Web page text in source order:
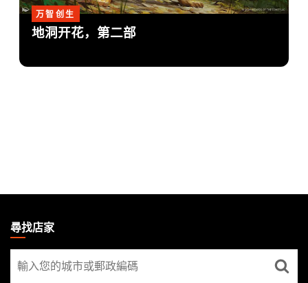
万智创生
地洞开花，第二部
THE
GATHERING
FOOTER
尋找店家
尋
找